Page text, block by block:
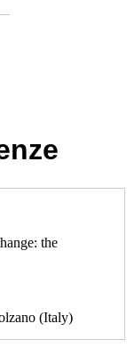
the
(Italy)